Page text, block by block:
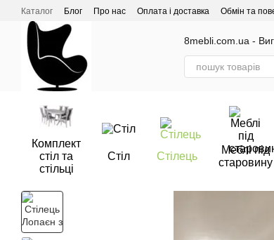
Перейти до основного контенту
Каталог Блог Про нас Оплата і доставка Обмін та
Відгуки про магазин
8mebli.com.ua -
Комплект
стіл та
стільці
Стіл Стілець
Меблі під
старовину